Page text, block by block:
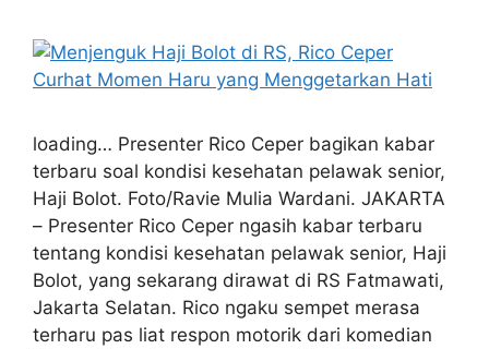
loading… Presenter Rico Ceper bagikan kabar
terbaru soal kondisi kesehatan pelawak senior,
Haji Bolot. Foto/Ravie Mulia Wardani. JAKARTA
– Presenter Rico Ceper ngasih kabar terbaru
tentang kondisi kesehatan pelawak senior, Haji
Bolot, yang sekarang dirawat di RS Fatmawati,
Jakarta Selatan. Rico ngaku sempet merasa
terharu pas liat respon motorik dari komedian